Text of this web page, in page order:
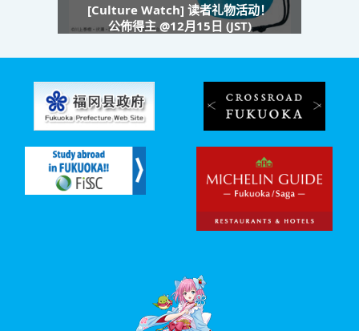
[Culture Watch] 读者礼物活动！
公佈得主 @12月15日 (JST)